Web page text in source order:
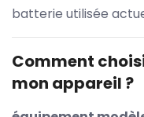
batterie utilisée
Comment
mon appareil ?